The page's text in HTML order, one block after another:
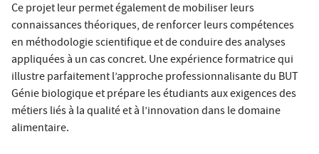
Ce projet leur permet également de mobiliser leurs
connaissances théoriques, de renforcer leurs compétences
en méthodologie scientifique et de conduire des analyses
appliquées à un cas concret. Une expérience formatrice qui
illustre parfaitement l’approche professionnalisante du BUT
Génie biologique et prépare les étudiants aux exigences des
métiers liés à la qualité et à l’innovation dans le domaine
alimentaire.